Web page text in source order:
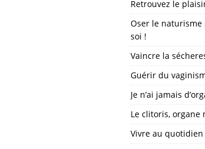
Retrouvez le
Oser le
soi !
Vaincre la
Guérir du
Je n’ai jamais
Le clitoris, organe
Vivre au quotidien